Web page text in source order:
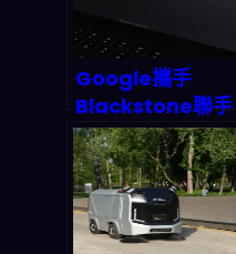
Google攜手
Blackstone聯手
打造AI雲平台：這
波操作會從根本上
改寫企業AI佈局遊
戲規則嗎？